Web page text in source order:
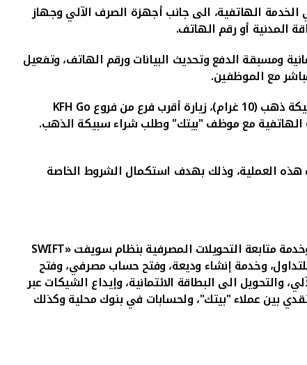
الهاتفية، الى جانبأجهزة الصرف الآلي وجهاز
المدنية أو رقم الهاتف.
ومسبقة الدفع وتحديث البيانات ورقم الهاتف، وتفعيل
مع الموظفين.
فرع من فروع
KFH Go
الهاتفية مع موظف "بيتك" وطلب شراء سبيكة الذهب.
هذه العملية، وذلك بهدف استكمال الشروط الخاصة
متابعة التحويلات المصرفية بنظام سويفت «SWIFT
وخدمة إنشاء وديعة، وفتح حساب مصرفي، وفتح
والتحويل الى البطاقة الائتمانية، وإيداع الشيكات عبر
بين عملاء "بيتك"، ولحسابات في بنوك محلية وكذلك